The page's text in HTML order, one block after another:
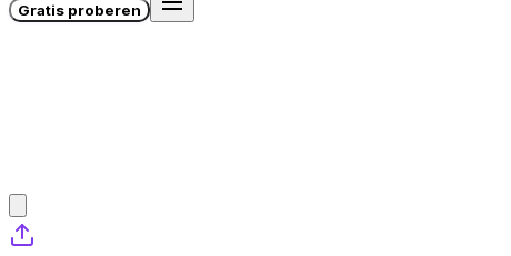
Gratis proberen